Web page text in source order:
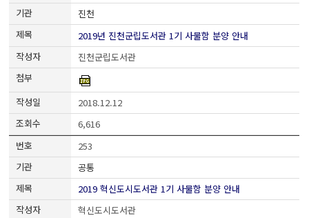
진천
2019년 진천군립도서관 1기 사물함 분양 안내
진천군립도서관
2018.12.12
6,616
253
공통
2019 혁신도시도서관 1기 사물함 분양 안내
혁신도시도서관